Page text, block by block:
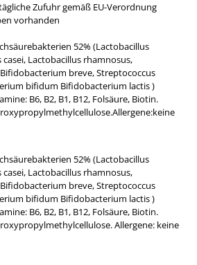
Zufuhr gemäß EU-Verordnung
vorhanden
52% (Lactobacillus
Lactobacillus rhamnosus,
breve, Streptococcus
bifidum Bifidobacterium lactis )
B6, B2, B1, B12, Folsäure, Biotin.
52% (Lactobacillus
Lactobacillus rhamnosus,
breve, Streptococcus
bifidum Bifidobacterium lactis )
B6, B2, B1, B12, Folsäure, Biotin.
Allergene: keine